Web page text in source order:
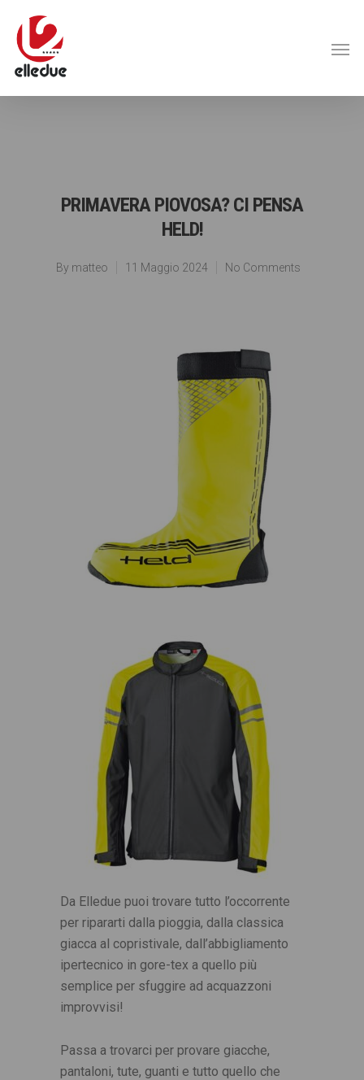
PRIMAVERA PIOVOSA? CI PENSA
HELD!
By matteo 11 Maggio 2024 No Comments
Da Elledue puoi trovare tutto l’occorrente
per ripararti dalla pioggia, dalla classica
giacca al copristivale, dall’abbigliamento
ipertecnico in gore-tex a quello più
semplice per sfuggire ad acquazzoni
improvvisi!
Passa a trovarci per provare giacche,
pantaloni, tute, guanti e tutto quello che